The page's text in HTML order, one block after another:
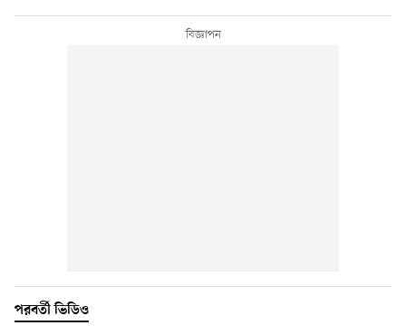
পরবর্তী ভিডিও